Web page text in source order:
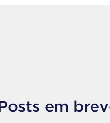
Posts em